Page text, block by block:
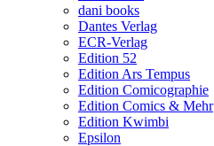
dani books
Dantes Verlag
ECR-Verlag
Edition 52
Edition Ars Tempus
Edition Comicographie
Edition Comics & Mehr
Edition Kwimbi
Epsilon